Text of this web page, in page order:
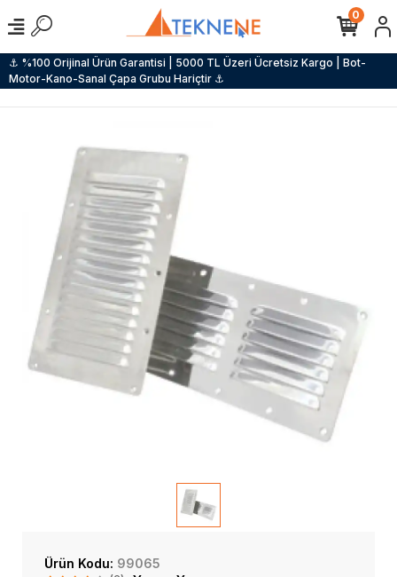
⚓ %100 Orijinal Ürün Garantisi | 5000 TL Üzeri Ücretsiz Kargo | Bot-
Motor-Kano-Sanal Çapa Grubu Hariçtir ⚓
0
Ürün Kodu: 99065